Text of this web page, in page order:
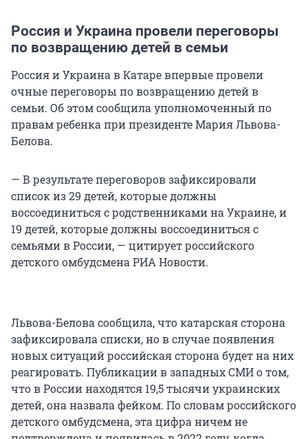
Россия и Украина провели переговоры
по возвращению детей в семьи
Россия и Украина в Катаре впервые провели
очные переговоры по возвращению детей в
семьи. Об этом сообщила уполномоченный по
правам ребенка при президенте Мария Львова-
Белова.
— В результате переговоров зафиксировали
список из 29 детей, которые должны
воссоединиться с родственниками на Украине, и
19 детей, которые должны воссоединиться с
семьями в России, — цитирует российского
детского омбудсмена РИА Новости.
Львова-Белова сообщила, что катарская сторона
зафиксировала списки, но в случае появления
новых ситуаций российская сторона будет на них
реагировать. Публикации в западных СМИ о том,
что в России находятся 19,5 тысячи украинских
детей, она назвала фейком. По словам российского
детского омбудсмена, эта цифра ничем не